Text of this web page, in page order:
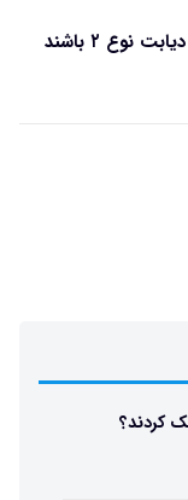
۲ باشند
کردند؟